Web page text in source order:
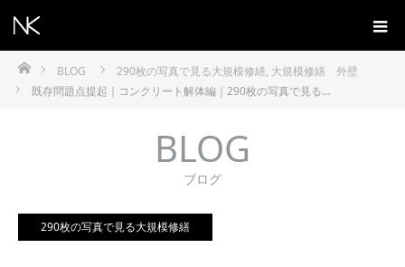
ホームBLOG 290枚の写真で見る大規模修繕, 大規模修繕 外壁
既存問題点提起｜コンクリート解体編｜290枚の写真で見る…
BLOG
ブログ
290枚の写真で見る大規模修繕